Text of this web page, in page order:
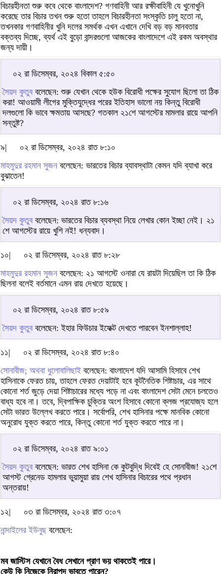
বিচারহীনতা শুরু কবে থেকে বাংলাদেশ? গণবাহিনী আর রক্ষীবাহিনী যে খুনোখুনি
করেছে তার বিচার তখন শুরু হতো তাহলে বিচারহীনতা সংস্কৃতি চালু হতো না,
তখনকার গণবাহিনীর খুনি দলের সমর্থক এখন এখানে দেখি বড় বড় মানবতার
বক্তব্য দিচ্ছে, ব্যর্থ এই বুড়ো বান্দরগুলো আজকের বাংলাদেশে এই রকম অবস্থার
জন্য দায়ী।
০২ রা ডিসেম্বর, ২০২৪ বিকাল ৫:৫০
সৈয়দ কুতুব বলেছেন: শুরু যেখান থেকে হউক বিরোধী পক্ষের সুযোগ ছিলো তা ঠিক
করা! আওয়ামী লীগের মুক্তিযুদ্ধের পরের ইতিহাস ভালো নয় কিন্তু বিরোধী
দলগুলো কি ভাবে ক্ষমতায় আসছে? গতকাল ২১শে আগস্টের মামলার রায়ে আপনি
সন্তুষ্ট?
৯|
০২ রা ডিসেম্বর, ২০২৪ রাত ৮:১০
মাহমুদুর রহমান সুজন বলেছেন: ভারতের বিচার ব্যাবস্থাটা কেমন যদি ব্যাখা করে
বুঝাতেন!
০২ রা ডিসেম্বর, ২০২৪ রাত ৮:১৬
সৈয়দ কুতুব বলেছেন: ভারতের বিচার ব্যবস্থা নিয়ে লেখার কোন ইচ্ছা নেই। ২১
শে আগস্টের রায়ে খুশি নই! ধন্যবাদ।
১০|
০২ রা ডিসেম্বর, ২০২৪ রাত ৮:২৮
মাহমুদুর রহমান সুজন বলেছেন: ২১ আগস্টে ওনারা যে রায়টা দিয়েছিল তা কি ঠিক
ছিলনা বলেই বর্তমানে এমন রায় দেখতে হয়েছে।
০২ রা ডিসেম্বর, ২০২৪ রাত ৮:৫৯
সৈয়দ কুতুব বলেছেন: ইহার ফিউচার ইফেক্ট দেখতে পারবেন ইনশাল্লাহ!
১১|
০২ রা ডিসেম্বর, ২০২৪ রাত ৮:৪০
সোনাবীজ; অথবা ধুলোবালিছাই বলেছেন: বাংলাদেশ যদি আসামি হিসাবে শেখ
হাসিনাকে ফেরত চায়, তাহলে ফেরত দেয়াটাই হবে কূটনৈতিক শিষ্টাচার, এর সাথে
কোনো শর্ত জুড়ে দেয়া শিষ্টাচারের মধ্যে পড়ে না এবং বাংলাদেশ সেটা মেনে চলতেও
বাধ্য হবে না। তবে, দ্বিপাক্ষিক চুক্তির অংশ হিসাবে কোনো ক্লজ প্রযোজ্য হলে
সেটা ভারত উল্লেখ করতে পারে। সর্বোপরি, শেখ হাসিনার পক্ষে মানবিক কোনো
অনুরোধ যুক্ত করতে পারে, কিন্তু কোনো শর্ত যুক্ত করতে পারে না।
০২ রা ডিসেম্বর, ২০২৪ রাত ৯:০১
সৈয়দ কুতুব বলেছেন: ভারত শেখ হাসিনা কে কুটবুদ্ধি দিবেই হে সোনাবীজ! ২১শে
আগস্ট গ্রেনেড হামলার ভুয়ামুয়া রায় শেখ হাসিনার বিচারের পথে প্রধান
অন্তরায়!
১২|
০৩ রা ডিসেম্বর, ২০২৪ রাত ৩:০৭
নান্দাইলের ইউনুছ বলেছেন:
মব জাস্টিস যেখানে বৈধ সেখানে প্রাণ ভয় থাকতেই পারে।
কেউ কি নিজেকে নিরাপদ ভাবতে পারেন?